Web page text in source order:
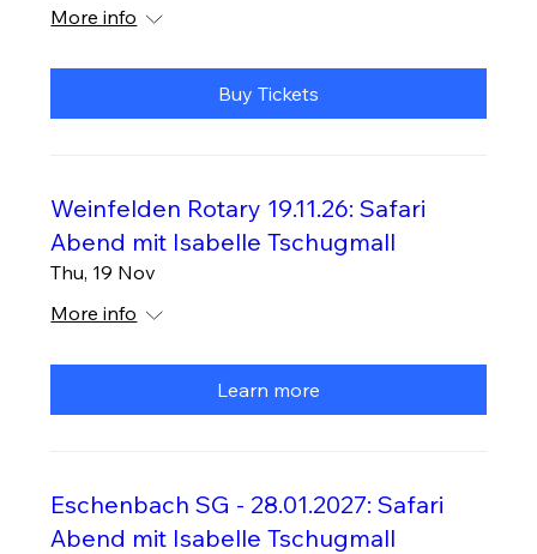
More info
Buy Tickets
Weinfelden Rotary 19.11.26: Safari
Abend mit Isabelle Tschugmall
Thu, 19 Nov
More info
Learn more
Eschenbach SG - 28.01.2027: Safari
Abend mit Isabelle Tschugmall